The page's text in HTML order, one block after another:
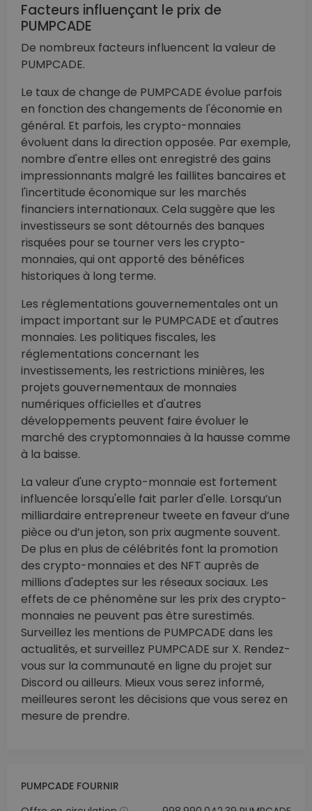
Facteurs influençant le prix de
PUMPCADE
De nombreux facteurs influencent la valeur de
PUMPCADE.
Le taux de change de PUMPCADE évolue parfois
en fonction des changements de l'économie en
général. Et parfois, les crypto-monnaies
évoluent dans la direction opposée. Par exemple,
nombre d'entre elles ont enregistré des gains
impressionnants malgré les faillites bancaires et
l'incertitude économique sur les marchés
financiers internationaux. Cela suggère que les
investisseurs se sont détournés des banques
risquées pour se tourner vers les crypto-
monnaies, qui ont apporté des bénéfices
historiques à long terme.
Les réglementations gouvernementales ont un
impact important sur le PUMPCADE et d'autres
monnaies. Les politiques fiscales, les
réglementations concernant les
investissements, les restrictions minières, les
projets gouvernementaux de monnaies
numériques officielles et d'autres
développements peuvent faire évoluer le
marché des cryptomonnaies à la hausse comme
à la baisse.
La valeur d'une crypto-monnaie est fortement
influencée lorsqu'elle fait parler d'elle. Lorsqu’un
milliardaire entrepreneur tweete en faveur d’une
pièce ou d’un jeton, son prix augmente souvent.
De plus en plus de célébrités font la promotion
des crypto-monnaies et des NFT auprès de
millions d'adeptes sur les réseaux sociaux. Les
effets de ce phénomène sur les prix des crypto-
monnaies ne peuvent pas être surestimés.
Surveillez les mentions de PUMPCADE dans les
actualités, et surveillez PUMPCADE sur X. Rendez-
vous sur la communauté en ligne du projet sur
Discord ou ailleurs. Mieux vous serez informé,
meilleures seront les décisions que vous serez en
mesure de prendre.
PUMPCADE FOURNIR